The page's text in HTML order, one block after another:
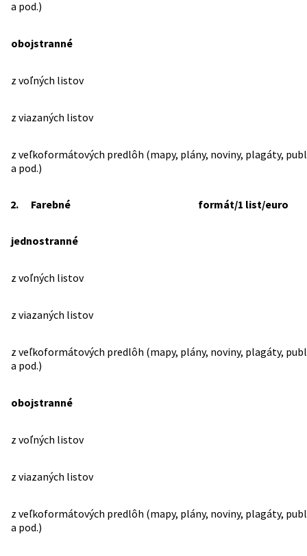
a pod.)
obojstranné
z voľných listov
z viazaných listov
z veľkoformátových predlôh (mapy, plány, noviny, plagáty,
a pod.)
2. Farebné formát/1 list/euro
jednostranné
z voľných listov
z viazaných listov
z veľkoformátových predlôh (mapy, plány, noviny, plagáty,
a pod.)
obojstranné
z voľných listov
z viazaných listov
z veľkoformátových predlôh (mapy, plány, noviny, plagáty,
a pod.)